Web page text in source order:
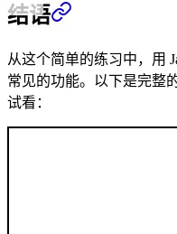
结语
从这个简单的练习中，用
常见的功能。以下是完整
试看：